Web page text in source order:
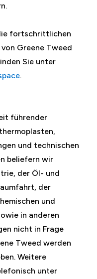
fortschrittlichen
Greene Tweed
Sie unter
.
führender
und technischen
beliefern wir
der Öl- und
der
und
in anderen
nicht in Frage
Tweed werden
Weitere
unter